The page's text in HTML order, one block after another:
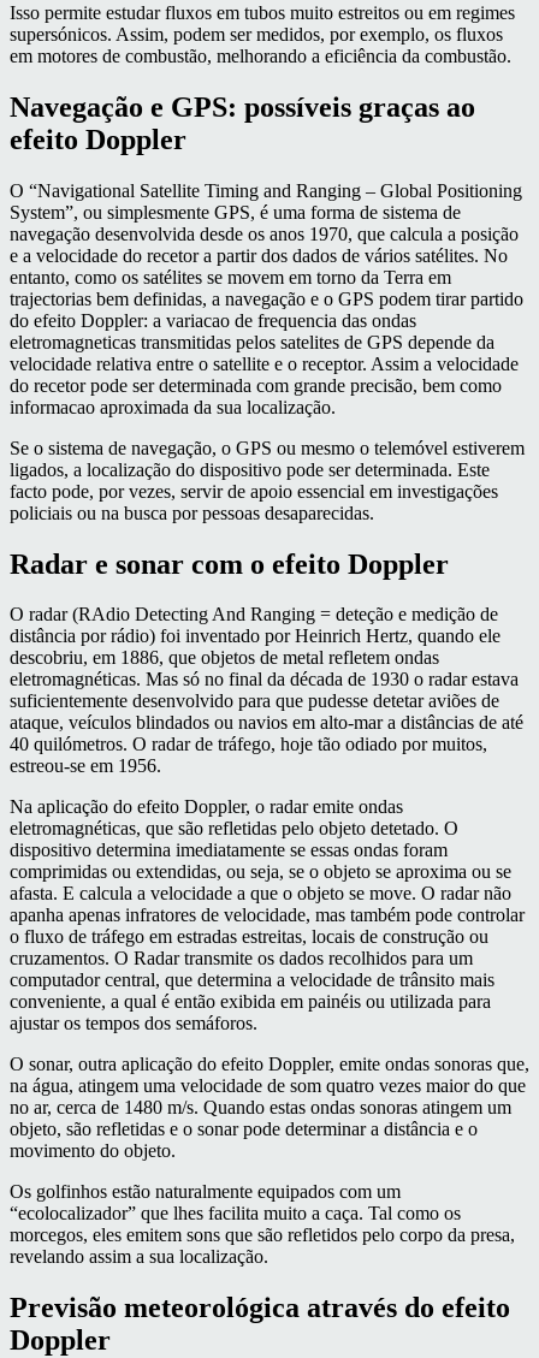
Isso permite estudar fluxos em tubos muito estreitos ou em regimes
supersónicos. Assim, podem ser medidos, por exemplo, os fluxos
em motores de combustão, melhorando a eficiência da combustão.
Navegação e GPS: possíveis graças ao
efeito Doppler
O “Navigational Satellite Timing and Ranging – Global Positioning
System”, ou simplesmente GPS, é uma forma de sistema de
navegação desenvolvida desde os anos 1970, que calcula a posição
e a velocidade do recetor a partir dos dados de vários satélites. No
entanto, como os satélites se movem em torno da Terra em
trajectorias bem definidas, a navegação e o GPS podem tirar partido
do efeito Doppler: a variacao de frequencia das ondas
eletromagneticas transmitidas pelos satelites de GPS depende da
velocidade relativa entre o satellite e o receptor. Assim a velocidade
do recetor pode ser determinada com grande precisão, bem como
informacao aproximada da sua localização.
Se o sistema de navegação, o GPS ou mesmo o telemóvel estiverem
ligados, a localização do dispositivo pode ser determinada. Este
facto pode, por vezes, servir de apoio essencial em investigações
policiais ou na busca por pessoas desaparecidas.
Radar e sonar com o efeito Doppler
O radar (RAdio Detecting And Ranging = deteção e medição de
distância por rádio) foi inventado por Heinrich Hertz, quando ele
descobriu, em 1886, que objetos de metal refletem ondas
eletromagnéticas. Mas só no final da década de 1930 o radar estava
suficientemente desenvolvido para que pudesse detetar aviões de
ataque, veículos blindados ou navios em alto-mar a distâncias de até
40 quilómetros. O radar de tráfego, hoje tão odiado por muitos,
estreou-se em 1956.
Na aplicação do efeito Doppler, o radar emite ondas
eletromagnéticas, que são refletidas pelo objeto detetado. O
dispositivo determina imediatamente se essas ondas foram
comprimidas ou extendidas, ou seja, se o objeto se aproxima ou se
afasta. E calcula a velocidade a que o objeto se move. O radar não
apanha apenas infratores de velocidade, mas também pode controlar
o fluxo de tráfego em estradas estreitas, locais de construção ou
cruzamentos. O Radar transmite os dados recolhidos para um
computador central, que determina a velocidade de trânsito mais
conveniente, a qual é então exibida em painéis ou utilizada para
ajustar os tempos dos semáforos.
O sonar, outra aplicação do efeito Doppler, emite ondas sonoras que,
na água, atingem uma velocidade de som quatro vezes maior do que
no ar, cerca de 1480 m/s. Quando estas ondas sonoras atingem um
objeto, são refletidas e o sonar pode determinar a distância e o
movimento do objeto.
Os golfinhos estão naturalmente equipados com um
“ecolocalizador” que lhes facilita muito a caça. Tal como os
morcegos, eles emitem sons que são refletidos pelo corpo da presa,
revelando assim a sua localização.
Previsão meteorológica através do efeito
Doppler